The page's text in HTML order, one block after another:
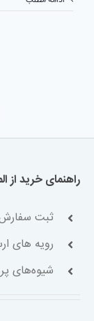
راهنمای خرید
ثبت
رویه های
شیوه‌های